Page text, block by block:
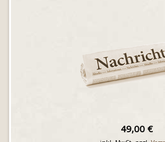
49,00 €